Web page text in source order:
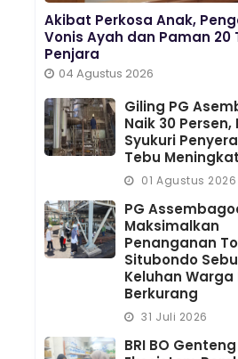
Akibat Perkosa Anak,
Vonis Ayah dan Paman 20
Penjara
04 Agustus 2026
Giling PG
Naik 30 Persen,
Syukuri
Tebu Meningkat
01 Agustus 2026
PG
Maksimalkan
Penanganan
Situbondo
Keluhan Warga
Berkurang
31 Juli 2026
BRI BO